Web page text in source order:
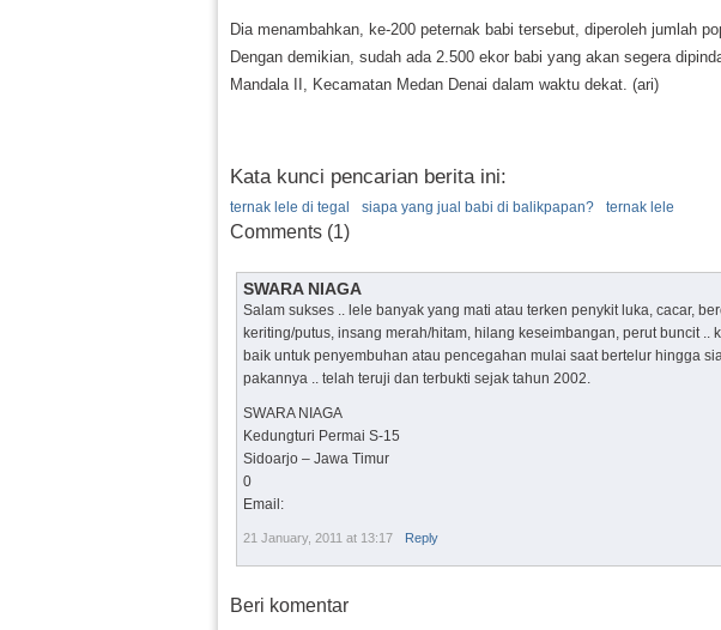
Dia menambahkan, ke-200 peternak babi tersebut, diperoleh jumlah
Dengan demikian, sudah ada 2.500 ekor babi yang akan segera
Mandala II, Kecamatan Medan Denai dalam waktu dekat. (ari)
Kata kunci pencarian berita ini:
ternak lele di tegal siapa yang jual babi di balikpapan? ternak lele
Comments (1)
SWARA NIAGA
Salam sukses .. lele banyak yang mati atau terken penykit luka, cacar,
keriting/putus, insang merah/hitam, hilang keseimbangan, perut buncit ..
baik untuk penyembuhan atau pencegahan mulai saat bertelur hingga
pakannya .. telah teruji dan terbukti sejak tahun 2002.
SWARA NIAGA
Kedungturi Permai S-15
Sidoarjo – Jawa Timur
0
Email:
21 January, 2011 at 13:17 Reply
Beri komentar